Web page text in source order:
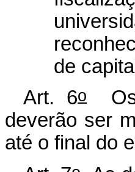
de
Art. 6oOs
deverão ser
até o final do